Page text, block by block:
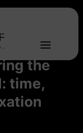
of
the
time,